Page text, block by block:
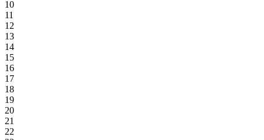
10
11
12
13
14
15
16
17
18
19
20
21
22